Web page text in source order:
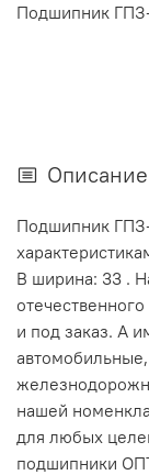
Подшипник
Описание
Подшипник
В ширина: 33 .
и под заказ. А
нашей
для любых
подшипники